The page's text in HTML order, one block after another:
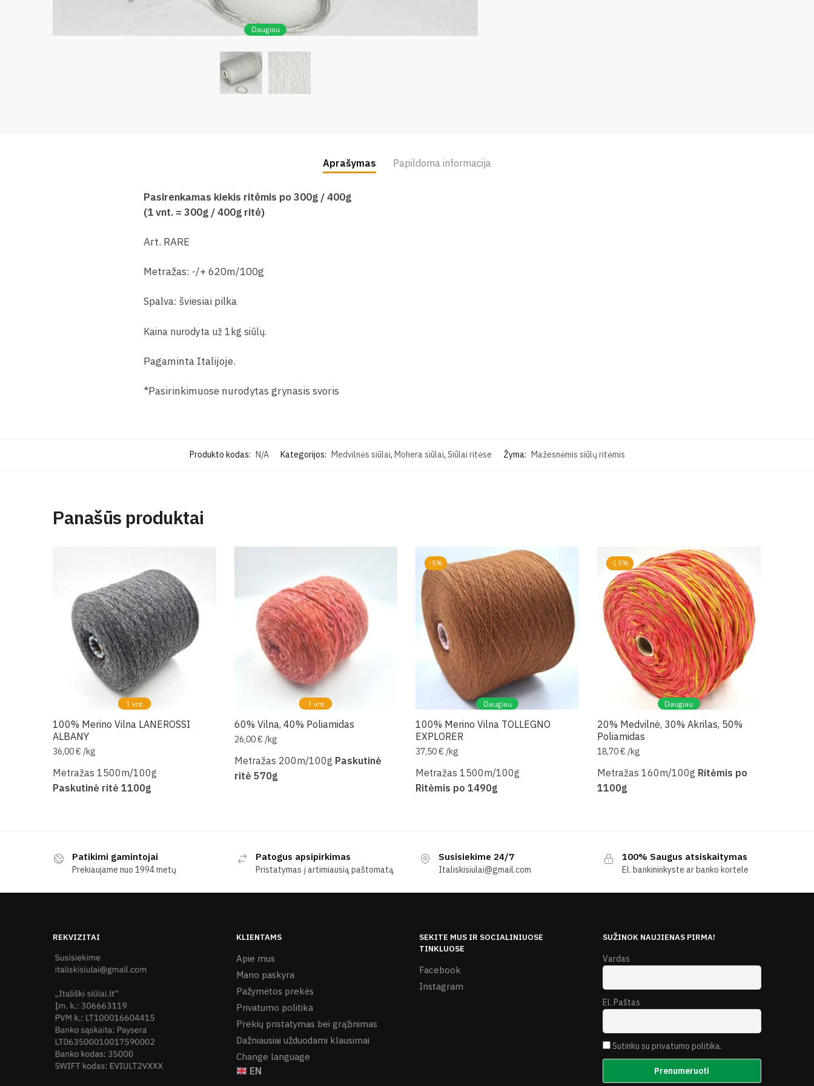
Daugiau
Aprašymas Papildoma informacija
Pasirenkamas kiekis ritėmis po 300g / 400g
(1 vnt. = 300g / 400g ritė)
Art. RARE
Metražas: -/+ 620m/100g
Spalva: šviesiai pilka
Kaina nurodyta už 1kg siūlų.
Pagaminta Italijoje.
*Pasirinkimuose nurodytas grynasis svoris
Produkto kodas: N/A Kategorijos: Medvilnės siūlai, Mohera siūlai, Siūlai ritėse Žyma: Mažesnėmis siūlų ritėmis
Panašūs produktai
1 vnt
100% Merino Vilna LANEROSSI
ALBANY
36,00€ /kg
Metražas 1500m/100g
Paskutinė ritė 1100g
1 vnt
60% Vilna, 40% Poliamidas
26,00€ /kg
Metražas 200m/100g Paskutinė
ritė 570g
-5%
Daugiau
100% Merino Vilna TOLLEGNO
EXPLORER
37,50€ /kg
Metražas 1500m/100g
Ritėmis po 1490g
-15%
Daugiau
20% Medvilnė, 30% Akrilas, 50%
Poliamidas
18,70€ /kg
Metražas 160m/100g Ritėmis po
1100g
Patikimi gamintojai
Prekiaujame nuo 1994 metų
Patogus apsipirkimas
Pristatymas į artimiausią paštomatą
Susisiekime 24/7
Italiskisiulai@gmail.com
100% Saugus atsiskaitymas
El. bankininkyste ar banko kortele
REKVIZITAI KLIENTAMS
Apie mus
Mano paskyra
Pažymėtos prekės
Privatumo politika
Prekių pristatymas bei grąžinimas
Dažniausiai užduodami klausimai
Change language
EN
SEKITE MUS IR SOCIALINIUOSE
TINKLUOSE
Facebook
Instagram
SUŽINOK NAUJIENAS PIRMA!
Vardas
El. Paštas
Sutinku su privatumo politika.